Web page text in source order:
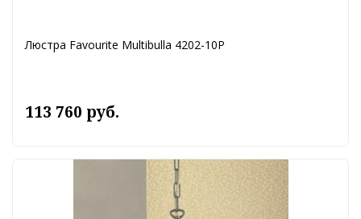
Люстра Favourite Multibulla 4202-10P
113 760 руб.